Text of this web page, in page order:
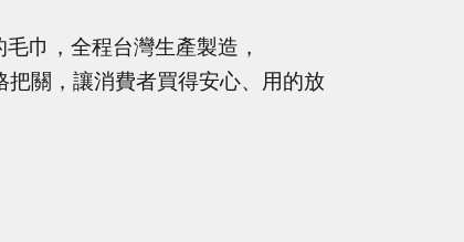
巾，全程台灣生產製造，
關，讓消費者買得安心、用的放